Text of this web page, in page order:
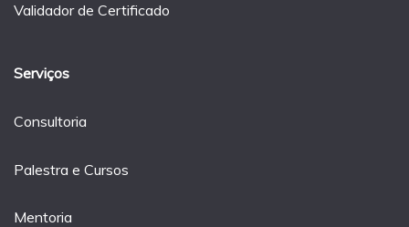
Validador de Certificado
Serviços
Consultoria
Palestra e Cursos
Mentoria